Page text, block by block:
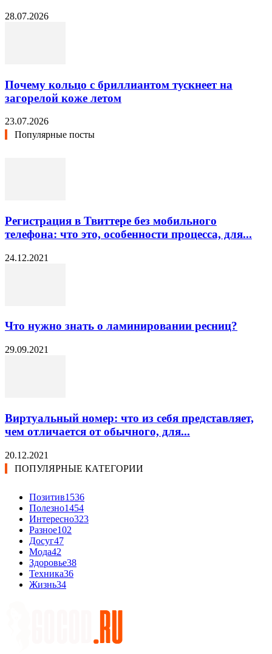
28.07.2026
Почему кольцо с бриллиантом тускнеет на
загорелой коже летом
23.07.2026
Популярные посты
Регистрация в Твиттере без мобильного
телефона: что это, особенности процесса, для...
24.12.2021
Что нужно знать о ламинировании ресниц?
29.09.2021
Виртуальный номер: что из себя представляет,
чем отличается от обычного, для...
20.12.2021
ПОПУЛЯРНЫЕ КАТЕГОРИИ
Позитив1536
Полезно1454
Интересно323
Разное102
Досуг47
Мода42
Здоровье38
Техника36
Жизнь34